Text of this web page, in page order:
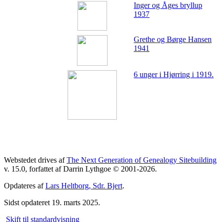
Inger og Åges bryllup
1937
Grethe og Børge Hansen
1941
6 unger i Hjørring i 1919.
Webstedet drives afThe Next Generation of Genealogy Sitebuilding
v. 15.0, forfattet af Darrin Lythgoe © 2001-2026.
Opdateres afLars Heltborg, Sdr. Bjert.
Sidst opdateret 19. marts 2025.
Skift til standardvisning